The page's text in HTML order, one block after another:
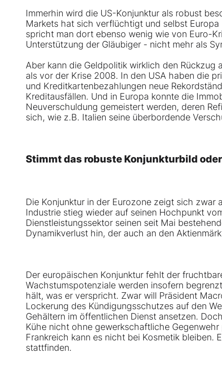
Immerhin wird die US-Konjunktur als robust
Markets hat sich verflüchtigt und selbst
spricht man dort ebenso wenig wie von Euro-
Unterstützung der Gläubiger - nicht mehr als
Aber kann die Geldpolitik wirklich den
als vor der Krise 2008. In den USA haben die
und Kreditkartenbezahlungen neue
Kreditausfällen. Und in Europa konnte die
Neuverschuldung gemeistert werden, deren
sich, wie z.B. Italien seine überbordende
Stimmt das robuste Konjunkturbild
Die Konjunktur in der Eurozone zeigt sich zwar
Industrie stieg wieder auf seinen Hochpunkt
Dienstleistungssektor seinen seit Mai
Dynamikverlust hin, der auch an den
Der europäischen Konjunktur fehlt der
Wachstumspotenziale werden insofern
hält, was er verspricht. Zwar will Präsident
Lockerung des Kündigungsschutzes auf den
Gehältern im öffentlichen Dienst ansetzen.
Kühe nicht ohne gewerkschaftliche
Frankreich kann es nicht bei Kosmetik bleiben.
stattfinden.